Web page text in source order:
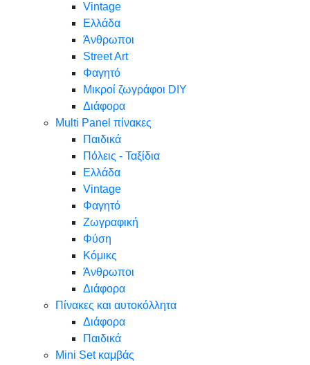
Vintage
Ελλάδα
Άνθρωποι
Street Art
Φαγητό
Μικροί ζωγράφοι DIY
Διάφορα
Multi Panel πίνακες
Παιδικά
Πόλεις - Ταξίδια
Ελλάδα
Vintage
Φαγητό
Ζωγραφική
Φύση
Κόμικς
Άνθρωποι
Διάφορα
Πίνακες και αυτοκόλλητα
Διάφορα
Παιδικά
Mini Set καμβάς